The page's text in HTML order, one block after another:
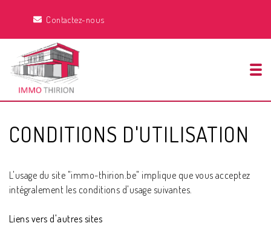
Contactez-nous
CONDITIONS D'UTILISATION
L'usage du site "immo-thirion.be" implique que vous acceptez
intégralement les conditions d'usage suivantes.
Liens vers d'autres sites